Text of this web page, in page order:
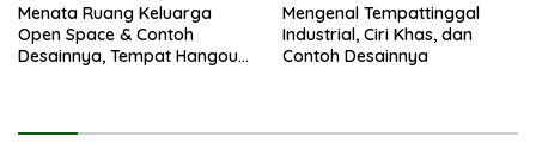
Menata Ruang Keluarga
Open Space & Contoh
Desainnya, Tempat Hangout
Mengenal Tempattinggal
Industrial, Ciri Khas, dan
Contoh Desainnya